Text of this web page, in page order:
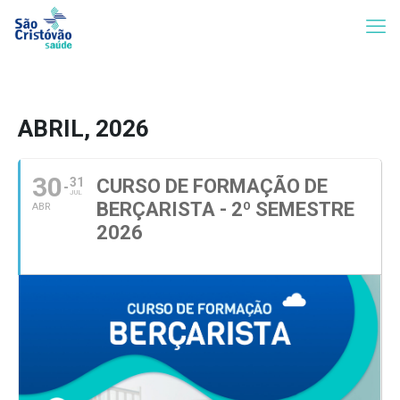
ABRIL, 2026
30
ABR
31
JUL
CURSO DE FORMAÇÃO DE
BERÇARISTA - 2º SEMESTRE
2026